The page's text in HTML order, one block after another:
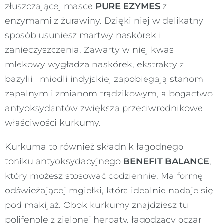
złuszczającej masce PURE EZYMES z
enzymami z żurawiny. Dzięki niej w delikatny
sposób usuniesz martwy naskórek i
zanieczyszczenia. Zawarty w niej kwas
mlekowy wygładza naskórek, ekstrakty z
bazylii i miodli indyjskiej zapobiegają stanom
zapalnym i zmianom trądzikowym, a bogactwo
antyoksydantów zwiększa przeciwrodnikowe
właściwości kurkumy.
Kurkuma to również składnik łagodnego
toniku antyoksydacyjnego BENEFIT BALANCE,
który możesz stosować codziennie. Ma formę
odświeżającej mgiełki, która idealnie nadaje się
pod makijaż. Obok kurkumy znajdziesz tu
polifenole z zielonej herbaty, łagodzący oczar